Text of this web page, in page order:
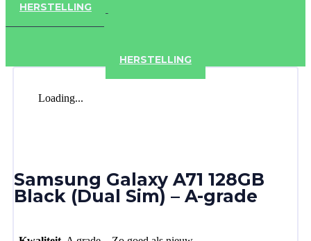
HERSTELLING
HERSTELLING
Loading...
Samsung Galaxy A71 128GB
Black (Dual Sim) – A-grade